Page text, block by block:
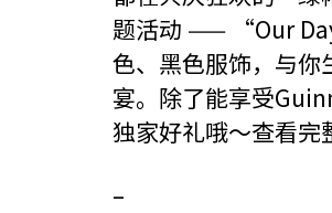
题活动 —— “Our
色、黑色服饰，与你
宴。除了能享受
独家好礼哦～查看完
–